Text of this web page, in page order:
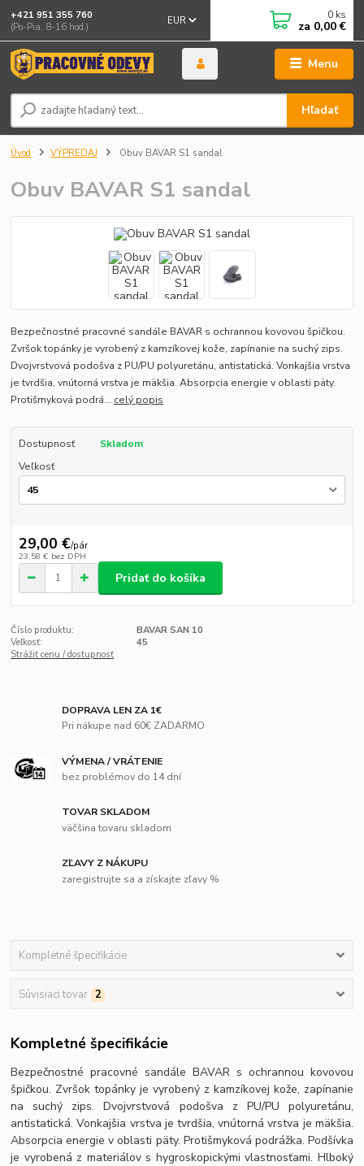
Menu
EUR
Hľadať
+421 951 355 760
(Po-Pia, 8-16 hod.)
0 ks
za 0,00 €
Úvod VÝPREDAJ Obuv BAVAR S1 sandal
Obuv BAVAR S1 sandal
Bezpečnostné pracovné sandále BAVAR s ochrannou kovovou špičkou.
Zvršok topánky je vyrobený z kamzíkovej kože, zapínanie na suchý zips.
Dvojvrstvová podošva z PU/PU polyuretánu, antistatická. Vonkajšia vrstva
je tvrdšia, vnútorná vrstva je mäkšia. Absorpcia energie v oblasti päty.
Protišmyková podrá... celý popis
Dostupnosť
Skladom
Veľkosť
29,00 €/pár
23,58 € bez DPH
Pridať do košíka
Číslo produktu:
BAVAR SAN 10
Veľkosť:
45
Strážiť cenu / dostupnosť
DOPRAVA LEN ZA 1€
Pri nákupe nad 60€ ZADARMO
VÝMENA / VRÁTENIE
bez problémov do 14 dní
TOVAR SKLADOM
väčšina tovaru skladom
ZĽAVY Z NÁKUPU
zaregistrujte sa a získajte zľavy %
Kompletné špecifikácie
Súvisiaci tovar 2
Kompletné špecifikácie
Bezpečnostné pracovné sandále BAVAR s ochrannou kovovou
špičkou. Zvršok topánky je vyrobený z kamzíkovej kože, zapínanie
na suchý zips. Dvojvrstvová podošva z PU/PU polyuretánu,
antistatická. Vonkajšia vrstva je tvrdšia, vnútorná vrstva je mäkšia.
Absorpcia energie v oblasti päty. Protišmyková podrážka. Podšívka
je vyrobená z materiálov s hygroskopickými vlastnosťami. Hlboký